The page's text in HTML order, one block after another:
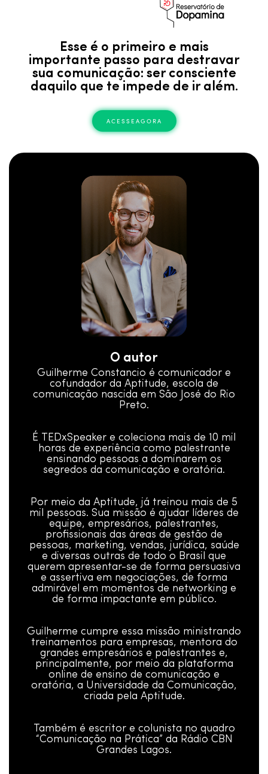
Esse é o primeiro e mais
importante passo para destravar
sua comunicação: ser consciente
daquilo que te impede de ir além.
ACESSEAGORA
O autor
Guilherme Constancio é comunicador e
cofundador da Aptitude, escola de
comunicação nascida em São José do Rio
Preto.
É TEDxSpeaker e coleciona mais de 10 mil
horas de experiência como palestrante
ensinando pessoas a dominarem os
segredos da comunicação e oratória.
Por meio da Aptitude, já treinou mais de 5
mil pessoas. Sua missão é ajudar líderes de
equipe, empresários, palestrantes,
profissionais das áreas de gestão de
pessoas, marketing, vendas, jurídica, saúde
e diversas outras de todo o Brasil que
querem apresentar-se de forma persuasiva
e assertiva em negociações, de forma
admirável em momentos de networking e
de forma impactante em público.
Guilherme cumpre essa missão ministrando
treinamentos para empresas, mentora do
grandes empresários e palestrantes e,
principalmente, por meio da plataforma
online de ensino de comunicação e
oratória, a Universidade da Comunicação,
criada pela Aptitude.
Também é escritor e colunista no quadro
“Comunicação na Prática” da Rádio CBN
Grandes Lagos.